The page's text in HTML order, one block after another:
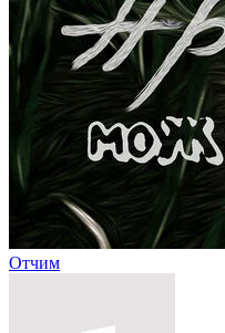
Отчим